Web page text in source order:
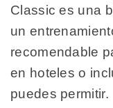
Classic es una
un
recomendable
en hoteles o
puedes permitir.